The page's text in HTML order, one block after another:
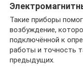
Такие приборы
возбуждение,
подключённой к
работы и точность
предыдущих.